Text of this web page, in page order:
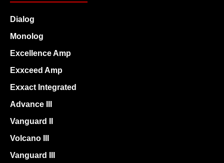
Dialog
Monolog
Excellence Amp
Exxceed Amp
Exxact Integrated
Advance III
Vanguard II
Volcano III
Vanguard III